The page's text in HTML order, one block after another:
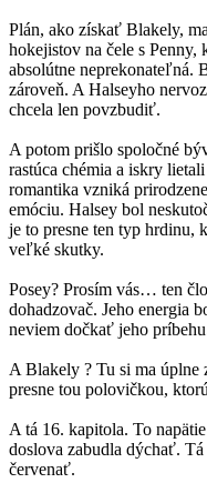
Plán, ako získať Blakely,
hokejistov na čele s Penny,
absolútne neprekonateľná.
zároveň. A Halseyho
chcela len povzbudiť.
A potom prišlo spoločné
rastúca chémia a iskry
romantika vzniká
emóciu. Halsey bol
je to presne ten typ
veľké skutky.
Posey? Prosím vás… ten
dohadzovač. Jeho energia
neviem dočkať jeho
A Blakely ? Tu si ma úplne
presne tou polovičkou,
A tá 16. kapitola. To
doslova zabudla dýchať. Tá
červenať.